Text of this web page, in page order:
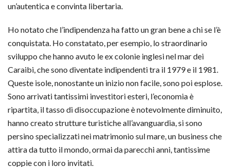
un’autentica e convinta libertaria.
Ho notato che l’indipendenza ha fatto un gran bene a chi se l’è
conquistata. Ho constatato, per esempio, lo straordinario
sviluppo che hanno avuto le ex colonie inglesi nel mar dei
Caraibi, che sono diventate indipendenti tra il 1979 e il 1981.
Queste isole, nonostante un inizio non facile, sono poi esplose.
Sono arrivati tantissimi investitori esteri, l’economia è
ripartita, il tasso di disoccupazione è notevolmente diminuito,
hanno creato strutture turistiche all’avanguardia, si sono
persino specializzati nei matrimonio sul mare, un business che
attira da tutto il mondo, ormai da parecchi anni, tantissime
coppie con i loro invitati.